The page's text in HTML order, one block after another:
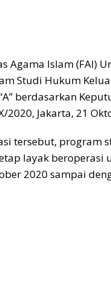
Agama Islam (FAI)
Studi Hukum
berdasarkan
2020, Jakarta, 21
tersebut, program
layak beroperasi
2020 sampai